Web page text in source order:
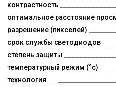
контрастность
оптимальное расстояние
разрешение (пикселей)
срок службы светодиодов
степень защиты
температурный режим (°c)
технология